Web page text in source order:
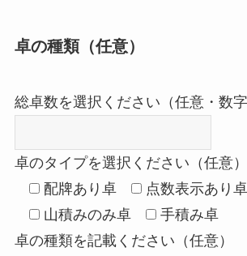
卓の種類（任意）
総卓数を選択ください（任意・数字
卓のタイプを選択ください（任意）
配牌あり卓
点数表示あり卓
山積みのみ卓
手積み卓
卓の種類を記載ください（任意）